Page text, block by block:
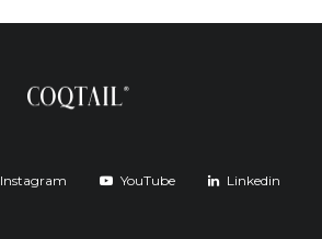
Instagram YouTube Linkedin